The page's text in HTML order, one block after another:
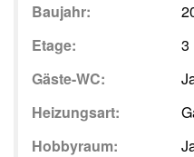
Baujahr:
Etage:
3
Gäste-WC:
Heizungsart:
Hobbyraum: